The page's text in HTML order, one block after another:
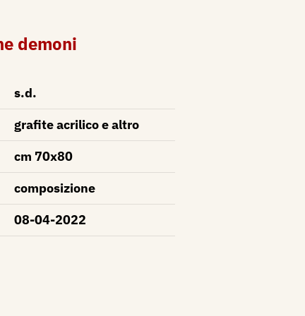
demoni
s.d.
grafite acrilico e altro
cm 70x80
composizione
08-04-2022